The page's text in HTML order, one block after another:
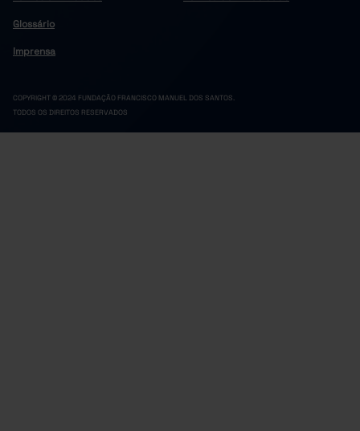
Glossário
Imprensa
COPYRIGHT © 2024 FUNDAÇÃO FRANCISCO MANUEL DOS SANTOS.
TODOS OS DIREITOS RESERVADOS